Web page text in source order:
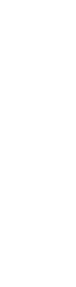
生力麵之
生產行列。
，開始生產
時的董事長
他命和蛋白質